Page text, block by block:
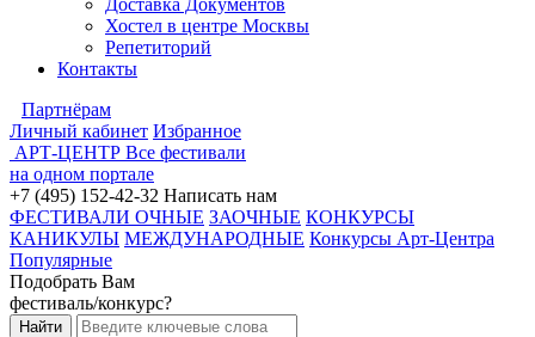
Доставка Документов
Хостел в центре Москвы
Репетиторий
Контакты
Партнёрам
Личный кабинет Избранное
АРТ-ЦЕНТР Все фестивали
на одном портале
+7 (495) 152-42-32 Написать нам
ФЕСТИВАЛИ ОЧНЫЕ ЗАОЧНЫЕ КОНКУРСЫ
КАНИКУЛЫ МЕЖДУНАРОДНЫЕ Конкурсы Арт-Центра
Популярные
Подобрать Вам
фестиваль/конкурс?